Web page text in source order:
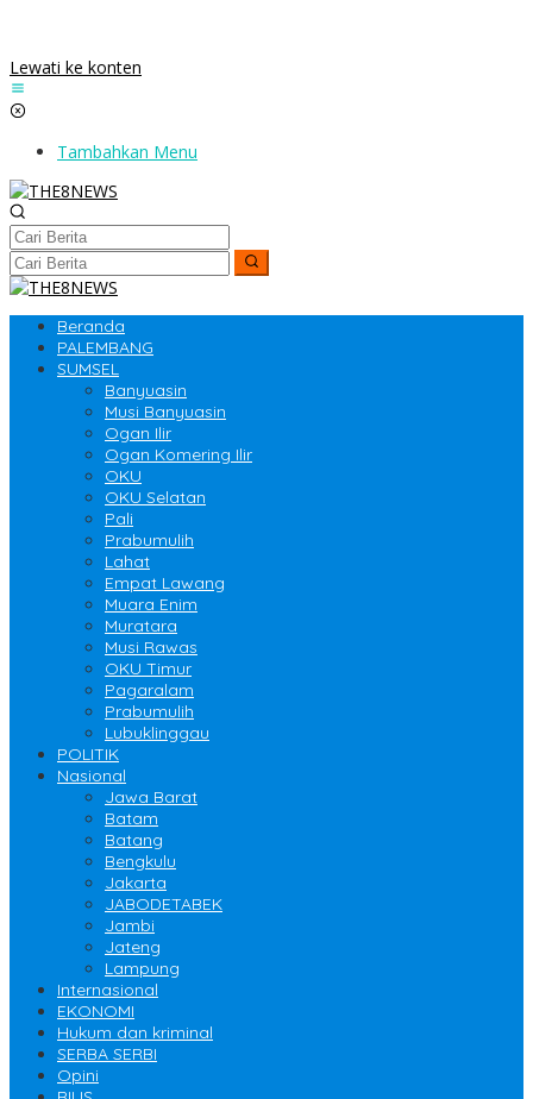
Lewati ke konten
Tambahkan Menu
Beranda
PALEMBANG
SUMSEL
Banyuasin
Musi Banyuasin
Ogan Ilir
Ogan Komering Ilir
OKU
OKU Selatan
Pali
Prabumulih
Lahat
Empat Lawang
Muara Enim
Muratara
Musi Rawas
OKU Timur
Pagaralam
Prabumulih
Lubuklinggau
POLITIK
Nasional
Jawa Barat
Batam
Batang
Bengkulu
Jakarta
JABODETABEK
Jambi
Jateng
Lampung
Internasional
EKONOMI
Hukum dan kriminal
SERBA SERBI
Opini